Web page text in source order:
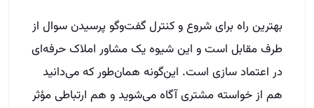
بهترین راه برای شروع و کنترل گفت‌وگو پرسیدن سوال از
طرف مقابل است و این شیوه یک مشاور املاک حرفه‌ای
در اعتماد سازی است. این‌گونه همان‌طور که می‌دانید
هم از خواسته مشتری آگاه می‌شوید و هم ارتباطی مؤثر